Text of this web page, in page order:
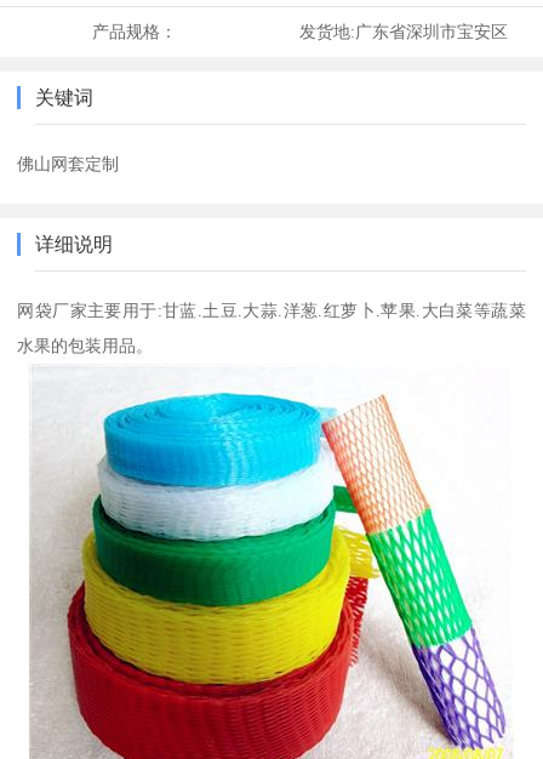
产品规格： 发货地:广东省深圳市宝安区
关键词
佛山网套定制
详细说明
网袋厂家主要用于:甘蓝.土豆.大蒜.洋葱.红萝卜.苹果.大白菜等蔬菜
水果的包装用品。